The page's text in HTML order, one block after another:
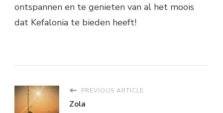
ontspannen en te genieten van al het moois
dat Kefalonia te bieden heeft!
PREVIOUS ARTICLE
Zola